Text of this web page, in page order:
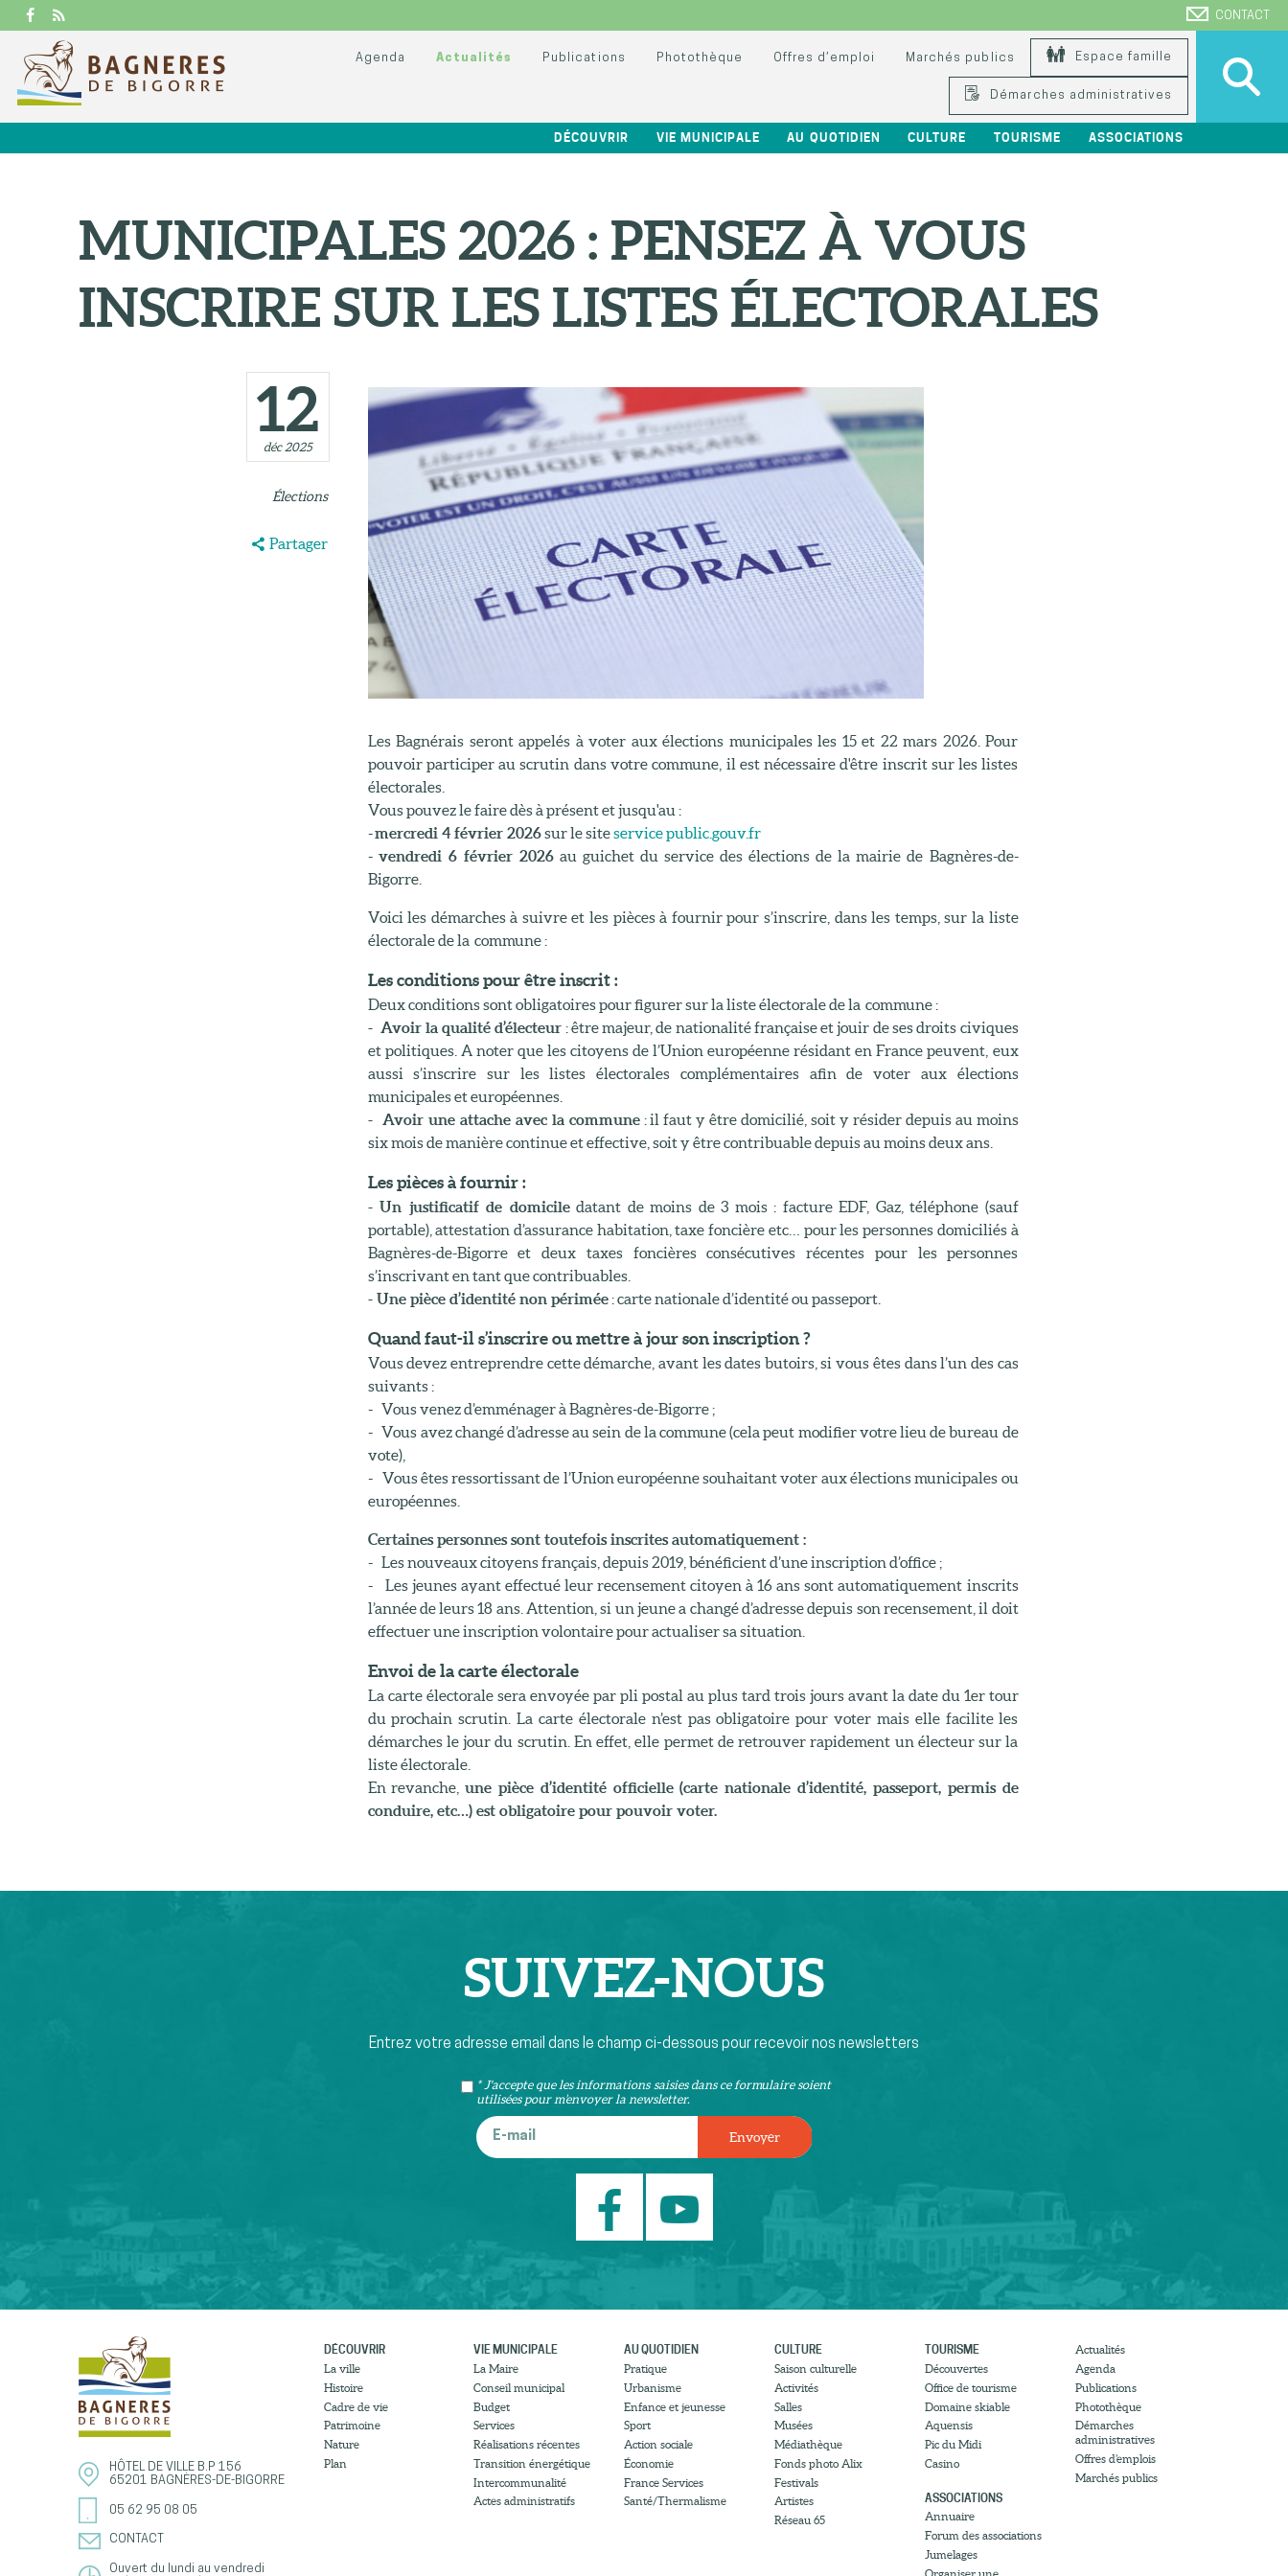
CONTACT
Agenda Actualités Publications Photothèque Offres d’emploi Marchés publics Espace famille
Démarches administratives
DÉCOUVRIR VIE MUNICIPALE AU QUOTIDIEN CULTURE TOURISME ASSOCIATIONS
MUNICIPALES 2026 : PENSEZ À VOUS
INSCRIRE SUR LES LISTES ÉLECTORALES
12
déc 2025
Élections
Partager
Les Bagnérais seront appelés à voter aux élections municipales les 15 et 22 mars 2026. Pour
pouvoir participer au scrutin dans votre commune, il est nécessaire d'être inscrit sur les listes
électorales.
Vous pouvez le faire dès à présent et jusqu'au :
-mercredi 4 février 2026sur le siteservice public.gouv.fr
- vendredi 6 février 2026au guichet du service des élections de la mairie de Bagnères-de-
Bigorre.
Voici les démarches à suivre et les pièces à fournir pour s’inscrire, dans les temps, sur la liste
électorale de la commune :
Les conditions pour être inscrit :
Deux conditions sont obligatoires pour figurer sur la liste électorale de la commune :
- Avoir la qualité d’électeur : être majeur, de nationalité française et jouir de ses droits civiques
et politiques. A noter que les citoyens de l’Union européenne résidant en France peuvent, eux
aussi s’inscrire sur les listes électorales complémentaires afin de voter aux élections
municipales et européennes.
- Avoir une attache avec la commune: il faut y être domicilié, soit y résider depuis au moins
six mois de manière continue et effective, soit y être contribuable depuis au moins deux ans.
Les pièces à fournir :
- Un justificatif de domiciledatant de moins de 3 mois : facture EDF, Gaz, téléphone (sauf
portable), attestation d’assurance habitation, taxe foncière etc… pour les personnes domiciliés à
Bagnères-de-Bigorre et deux taxes foncières consécutives récentes pour les personnes
s’inscrivant en tant que contribuables.
- Une pièce d’identité non périmée: carte nationale d’identité ou passeport.
Quand faut-il s’inscrire ou mettre à jour son inscription ?
Vous devez entreprendre cette démarche, avant les dates butoirs, si vous êtes dans l’un des cas
suivants :
- Vous venez d’emménager à Bagnères-de-Bigorre ;
- Vous avez changé d’adresse au sein de la commune (cela peut modifier votre lieu de bureau de
vote),
- Vous êtes ressortissant de l’Union européenne souhaitant voter aux élections municipales ou
européennes.
Certaines personnes sont toutefois inscrites automatiquement :
- Les nouveaux citoyens français, depuis 2019, bénéficient d’une inscription d’office ;
- Les jeunes ayant effectué leur recensement citoyen à 16 ans sont automatiquement inscrits
l’année de leurs 18 ans. Attention, si un jeune a changé d’adresse depuis son recensement, il doit
effectuer une inscription volontaire pour actualiser sa situation.
Envoi de la carte électorale
La carte électorale sera envoyée par pli postal au plus tard trois jours avant la date du 1er tour
du prochain scrutin. La carte électorale n’est pas obligatoire pour voter mais elle facilite les
démarches le jour du scrutin. En effet, elle permet de retrouver rapidement un électeur sur la
liste électorale.
En revanche,une pièce d’identité officielle (carte nationale d’identité, passeport, permis de
conduire, etc…) est obligatoire pour pouvoir voter.
SUIVEZ-NOUS
Entrez votre adresse email dans le champ ci-dessous pour recevoir nos newsletters
* J'accepte que les informations saisies dans ce formulaire soient
utilisées pour m’envoyer la newsletter.
HÔTEL DE VILLE B.P 156
65201 BAGNÈRES-DE-BIGORRE
05 62 95 08 05
CONTACT
Ouvert du lundi au vendredi
DÉCOUVRIR
La ville
Histoire
Cadre de vie
Patrimoine
Nature
Plan
VIE MUNICIPALE
La Maire
Conseil municipal
Budget
Services
Réalisations récentes
Transition énergétique
Intercommunalité
Actes administratifs
AU QUOTIDIEN
Pratique
Urbanisme
Enfance et jeunesse
Sport
Action sociale
Économie
France Services
Santé/Thermalisme
CULTURE
Saison culturelle
Activités
Salles
Musées
Médiathèque
Fonds photo Alix
Festivals
Artistes
Réseau 65
TOURISME
Découvertes
Office de tourisme
Domaine skiable
Aquensis
Pic du Midi
Casino
ASSOCIATIONS
Annuaire
Forum des associations
Jumelages
Organiser une
Actualités
Agenda
Publications
Photothèque
Démarches
administratives
Offres d’emplois
Marchés publics